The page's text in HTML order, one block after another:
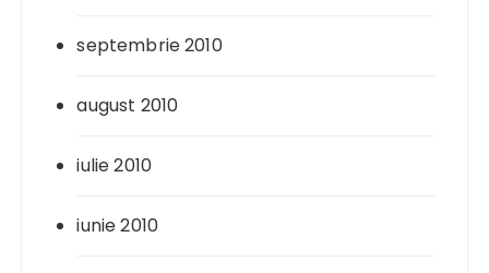
septembrie 2010
august 2010
iulie 2010
iunie 2010